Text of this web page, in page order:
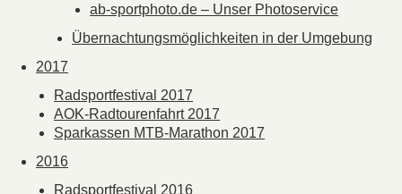
ab-sportphoto.de – Unser Photoservice
Übernachtungsmöglichkeiten in der Umgebung
2017
Radsportfestival 2017
AOK-Radtourenfahrt 2017
Sparkassen MTB-Marathon 2017
2016
Radsportfestival 2016